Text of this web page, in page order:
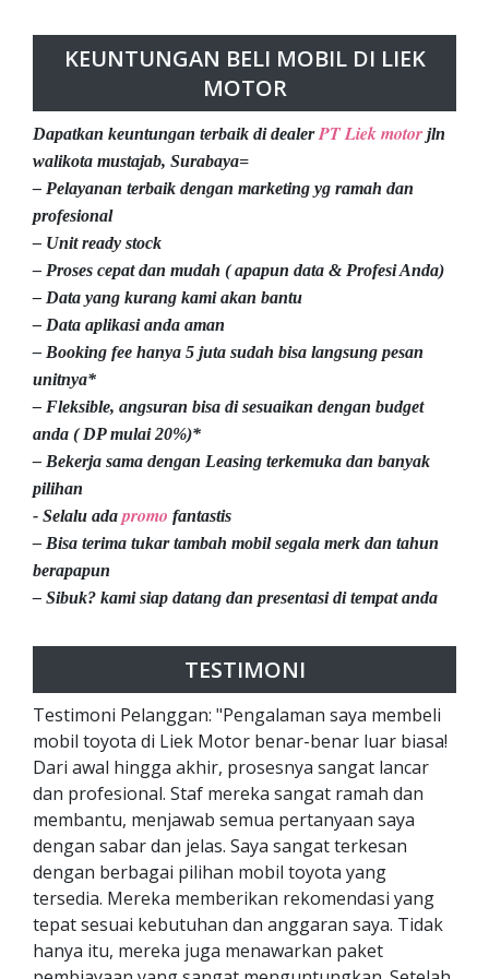
KEUNTUNGAN BELI MOBIL DI LIEK
MOTOR
Dapatkan keuntungan terbaik di dealerPT Liek motor jln
walikota mustajab, Surabaya=
– Pelayanan terbaik dengan marketing yg ramah dan
profesional
– Unit ready stock
– Proses cepat dan mudah ( apapun data & Profesi Anda)
– Data yang kurang kami akan bantu
– Data aplikasi anda aman
– Booking fee hanya 5 juta sudah bisa langsung pesan
unitnya*
– Fleksible, angsuran bisa di sesuaikan dengan budget
anda ( DP mulai 20%)*
– Bekerja sama dengan Leasing terkemuka dan banyak
pilihan
- Selalu ada promo fantastis
– Bisa terima tukar tambah mobil segala merk dan tahun
berapapun
– Sibuk? kami siap datang dan presentasi di tempat anda
TESTIMONI
Testimoni Pelanggan: "Pengalaman saya membeli
mobil toyota di Liek Motor benar-benar luar biasa!
Dari awal hingga akhir, prosesnya sangat lancar
dan profesional. Staf mereka sangat ramah dan
membantu, menjawab semua pertanyaan saya
dengan sabar dan jelas. Saya sangat terkesan
dengan berbagai pilihan mobil toyota yang
tersedia. Mereka memberikan rekomendasi yang
tepat sesuai kebutuhan dan anggaran saya. Tidak
hanya itu, mereka juga menawarkan paket